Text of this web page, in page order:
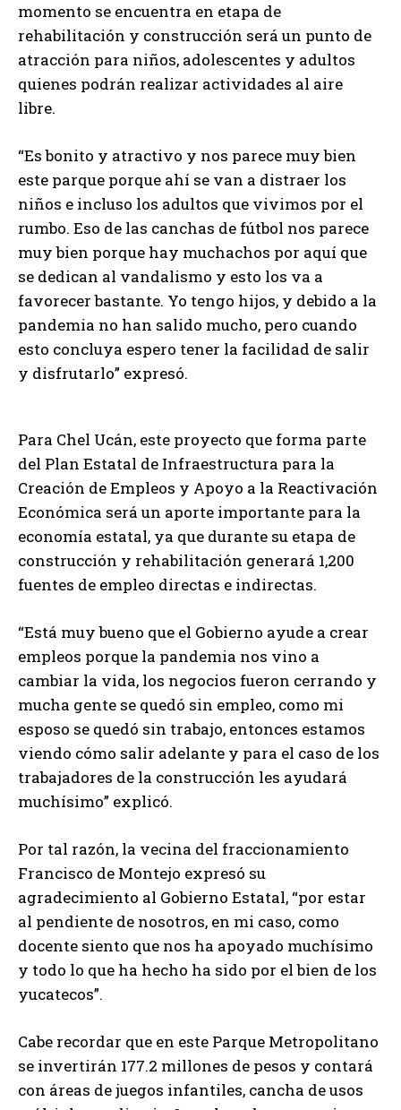
momento se encuentra en etapa de
rehabilitación y construcción será un punto de
atracción para niños, adolescentes y adultos
quienes podrán realizar actividades al aire
libre.
“Es bonito y atractivo y nos parece muy bien
este parque porque ahí se van a distraer los
niños e incluso los adultos que vivimos por el
rumbo. Eso de las canchas de fútbol nos parece
muy bien porque hay muchachos por aquí que
se dedican al vandalismo y esto los va a
favorecer bastante. Yo tengo hijos, y debido a la
pandemia no han salido mucho, pero cuando
esto concluya espero tener la facilidad de salir
y disfrutarlo” expresó.
Para Chel Ucán, este proyecto que forma parte
del Plan Estatal de Infraestructura para la
Creación de Empleos y Apoyo a la Reactivación
Económica será un aporte importante para la
economía estatal, ya que durante su etapa de
construcción y rehabilitación generará 1,200
fuentes de empleo directas e indirectas.
“Está muy bueno que el Gobierno ayude a crear
empleos porque la pandemia nos vino a
cambiar la vida, los negocios fueron cerrando y
mucha gente se quedó sin empleo, como mi
esposo se quedó sin trabajo, entonces estamos
viendo cómo salir adelante y para el caso de los
trabajadores de la construcción les ayudará
muchísimo” explicó.
Por tal razón, la vecina del fraccionamiento
Francisco de Montejo expresó su
agradecimiento al Gobierno Estatal, “por estar
al pendiente de nosotros, en mi caso, como
docente siento que nos ha apoyado muchísimo
y todo lo que ha hecho ha sido por el bien de los
yucatecos”.
Cabe recordar que en este Parque Metropolitano
se invertirán 177.2 millones de pesos y contará
con áreas de juegos infantiles, cancha de usos